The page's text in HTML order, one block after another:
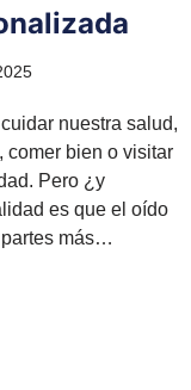
nuestra salud,
comer bien o visitar
Pero ¿y
es que el oído
más…